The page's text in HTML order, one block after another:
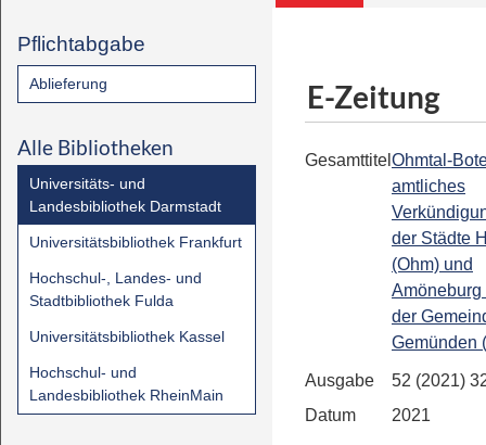
Pflichtabgabe
Ablieferung
Alle Bibliotheken
Universitäts- und
Landesbibliothek Darmstadt
Universitätsbibliothek Frankfurt
Hochschul-, Landes- und
Stadtbibliothek Fulda
Universitätsbibliothek Kassel
Hochschul- und
Landesbibliothek RheinMain
E-Zeitung
Gesamttitel Ohmtal-
amtliches
der Städte
(Ohm) und
Amöneburg
der
Gemünden
Ausgabe
52 (2021)
Datum
2021